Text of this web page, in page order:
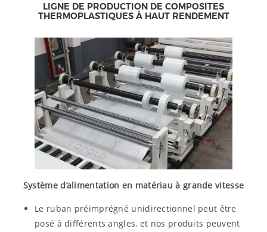
LIGNE DE PRODUCTION DE COMPOSITES
THERMOPLASTIQUES À HAUT RENDEMENT
Système d’alimentation en matériau à grande vitesse
Le ruban préimprégné unidirectionnel peut être
posé à différents angles, et nos produits peuvent